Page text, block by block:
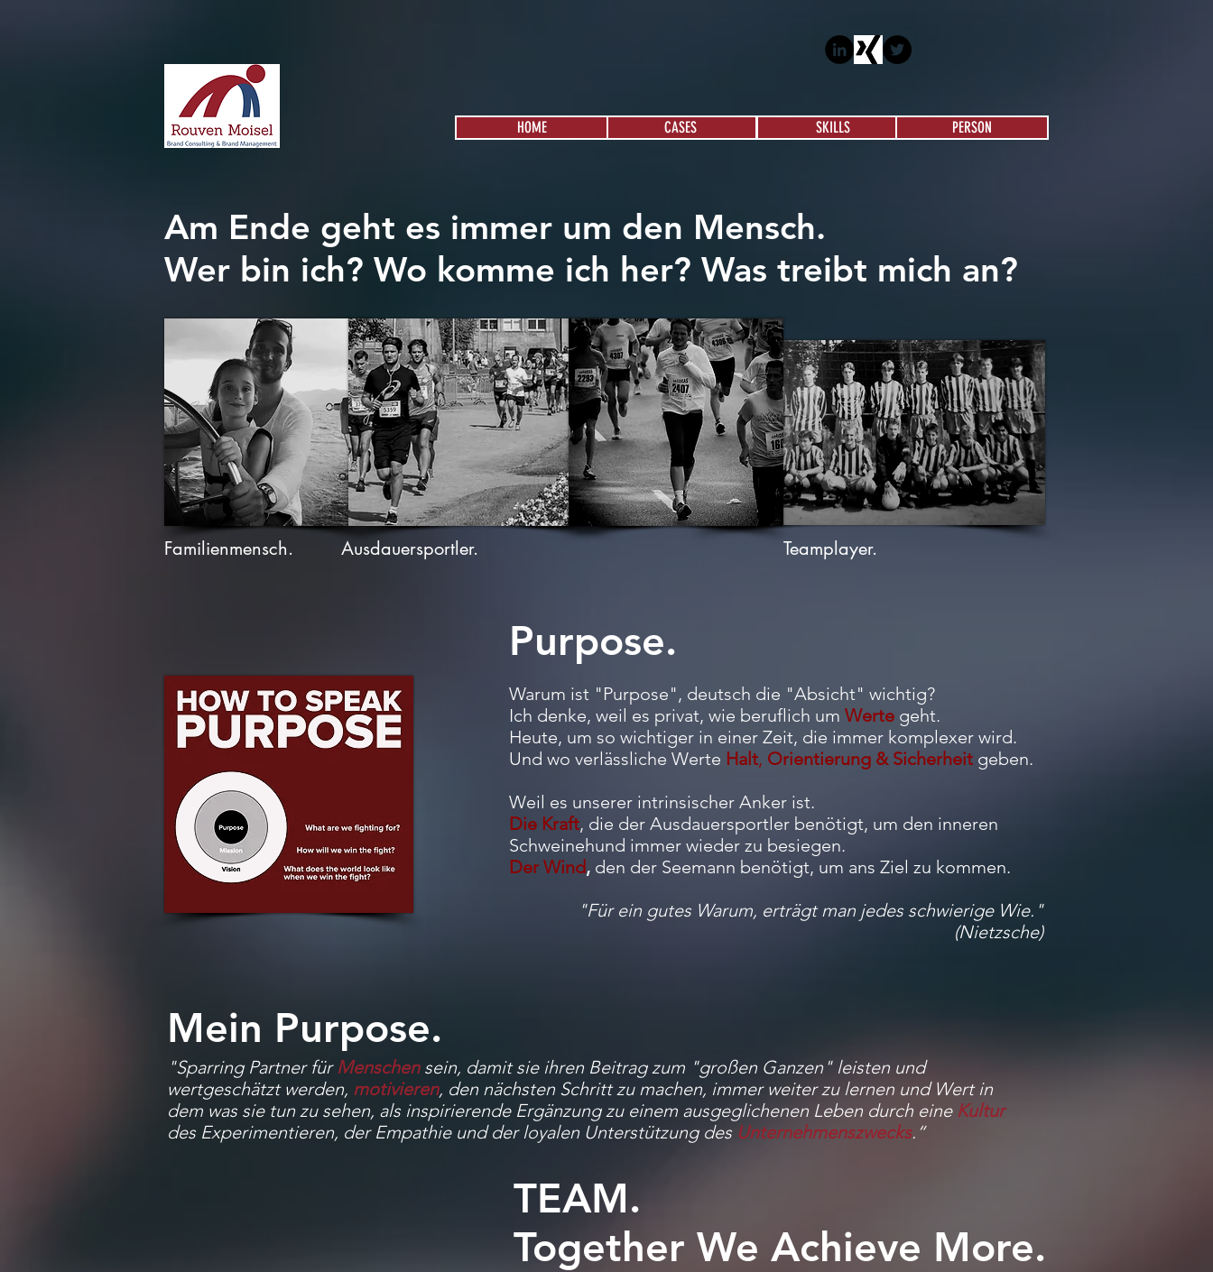
CASES SKILLS PERSON
HOME
Am Ende geht es immer um den Mensch.
Wer bin ich? Wo komme ich her? Was treibt mich an?
Familienmensch. Ausdauersportler. Teamplayer.
Purpose.
Warum ist "Purpose", deutsch die "Absicht" wichtig?
Ich denke, weil es privat, wie beruflich um Werte geht.
Heute, um so wichtiger in einer Zeit, die immer komplexer wird.
Und wo verlässliche Werte Halt, Orientierung & Sicherheit geben.
Weil es unserer intrinsischer Anker ist.
Die Kraft, die der Ausdauersportler benötigt, um den inneren
Schweinehund immer wieder zu besiegen.
Der Wind, den der Seemann benötigt, um ans Ziel zu kommen.
"Für ein gutes Warum, erträgt man jedes schwierige Wie."
(Nietzsche)
Mein Purpose.
"Sparring Partner für Menschen sein, damit sie ihren Beitrag zum "großen Ganzen" leisten und
wertgeschätzt werden, motivieren, den nächsten Schritt zu machen, immer weiter zu lernen und Wert in
dem was sie tun zu sehen, als inspirierende Ergänzung zu einem ausgeglichenen Leben durch eine Kultur
des Experimentieren, der Empathie und der loyalen Unterstützung des Unternehmenszwecks.“
TEAM.
Together We Achieve More.